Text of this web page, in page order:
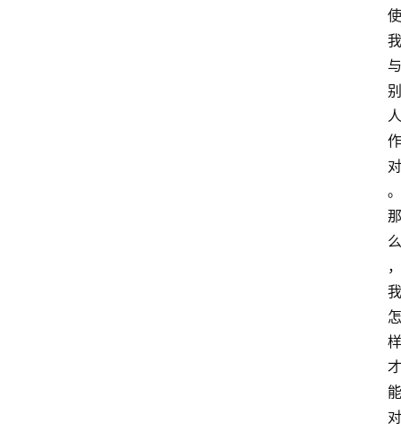
使
我
与
别
人
作
对
。
那
么
，
我
怎
样
才
能
对